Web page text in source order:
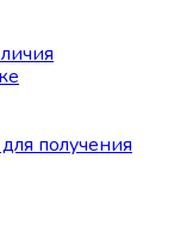
получения